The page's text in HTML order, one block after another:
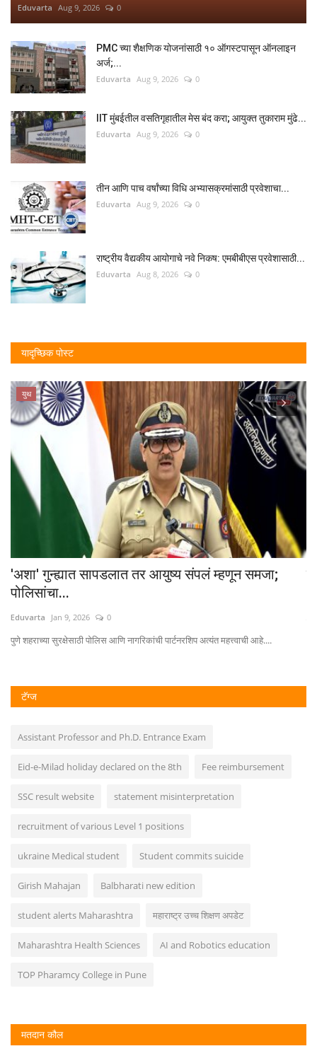
Eduvarta Aug 9, 2026 0
PMC च्या शैक्षणिक योजनांसाठी १० ऑगस्टपासून ऑनलाइन
अर्ज;...
Eduvarta Aug 9, 2026 0
IIT मुंबईतील वसतिगृहातील मेस बंद करा; आयुक्त तुकाराम मुंढे...
Eduvarta Aug 9, 2026 0
तीन आणि पाच वर्षांच्या विधि अभ्यासक्रमांसाठी प्रवेशाचा...
Eduvarta Aug 9, 2026 0
राष्ट्रीय वैद्यकीय आयोगाचे नवे निकष: एमबीबीएस प्रवेशासाठी...
Eduvarta Aug 8, 2026 0
यादृच्छिक पोस्ट
युथ
'अशा' गुन्ह्यात सापडलात तर आयुष्य संपलं म्हणून समजा;
पोलिसांचा...
Eduvarta Jan 9, 2026 0
पुणे शहराच्या सुरक्षेसाठी पोलिस आणि नागरिकांची पार्टनरशिप अत्यंत महत्त्वाची आहे....
टॅग्ज
Assistant Professor and Ph.D. Entrance Exam
Eid-e-Milad holiday declared on the 8th Fee reimbursement
SSC result website statement misinterpretation
recruitment of various Level 1 positions
ukraine Medical student Student commits suicide
Girish Mahajan Balbharati new edition
student alerts Maharashtra महाराष्ट्र उच्च शिक्षण अपडेट
Maharashtra Health Sciences AI and Robotics education
TOP Pharamcy College in Pune
मतदान कौल